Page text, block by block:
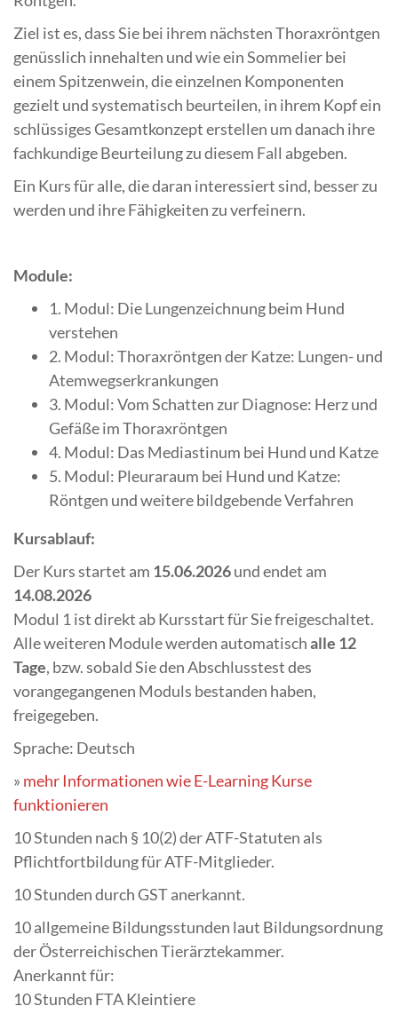
Ziel ist es, dass Sie bei ihrem nächsten Thoraxröntgen
genüsslich innehalten und wie ein Sommelier bei
einem Spitzenwein, die einzelnen Komponenten
gezielt und systematisch beurteilen, in ihrem Kopf ein
schlüssiges Gesamtkonzept erstellen um danach ihre
fachkundige Beurteilung zu diesem Fall abgeben.
Ein Kurs für alle, die daran interessiert sind, besser zu
werden und ihre Fähigkeiten zu verfeinern.
Module:
1. Modul: Die Lungenzeichnung beim Hund
verstehen
2. Modul: Thoraxröntgen der Katze: Lungen- und
Atemwegserkrankungen
3. Modul: Vom Schatten zur Diagnose: Herz und
Gefäße im Thoraxröntgen
4. Modul: Das Mediastinum bei Hund und Katze
5. Modul: Pleuraraum bei Hund und Katze:
Röntgen und weitere bildgebende Verfahren
Kursablauf:
Der Kurs startet am 15.06.2026und endet am
14.08.2026
Modul 1 ist direkt ab Kursstart für Sie freigeschaltet.
Alle weiteren Module werden automatischalle 12
Tage, bzw. sobald Sie den Abschlusstest des
vorangegangenen Moduls bestanden haben,
freigegeben.
Sprache: Deutsch
» mehr Informationen wie E-Learning Kurse
funktionieren
10 Stunden nach § 10(2) der ATF-Statuten als
Pflichtfortbildung für ATF-Mitglieder.
10 Stunden durch GST anerkannt.
10 allgemeine Bildungsstunden laut Bildungsordnung
der Österreichischen Tierärztekammer.
Anerkannt für:
10 Stunden FTA Kleintiere